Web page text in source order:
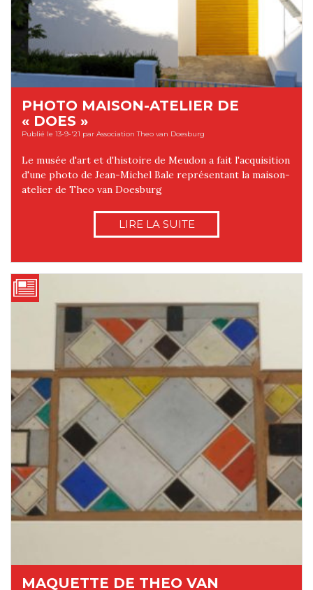
PHOTO MAISON-ATELIER DE
« DOES »
Publié le 13-9-'21 par Association Theo van Doesburg
Le musée d'art et d'histoire de Meudon a fait l'acquisition
d'une photo de Jean-Michel Bale représentant la maison-
atelier de Theo van Doesburg
LIRE LA SUITE
MAQUETTE DE THEO VAN